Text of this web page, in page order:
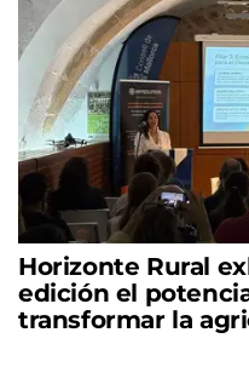
Horizonte Rural
edición el
transformar la